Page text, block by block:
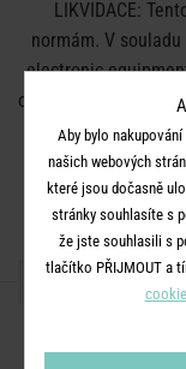
LIKVIDACE:
normám. V
electronic
odpadu) nelze
odpadu.
likvidaci
Aby bylo
našich webových
které jsou dočasně
stránky souhlasíte s
že jste souhlasili s
tlačítko PŘIJMOUT a